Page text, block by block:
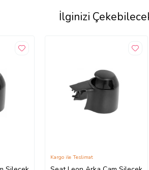
İlginizi
Kargo ile Teslimat